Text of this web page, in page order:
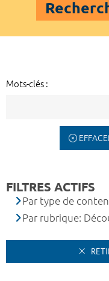
Mots-clés :
FILTRES ACTIFS
Par type de
Par rubrique: